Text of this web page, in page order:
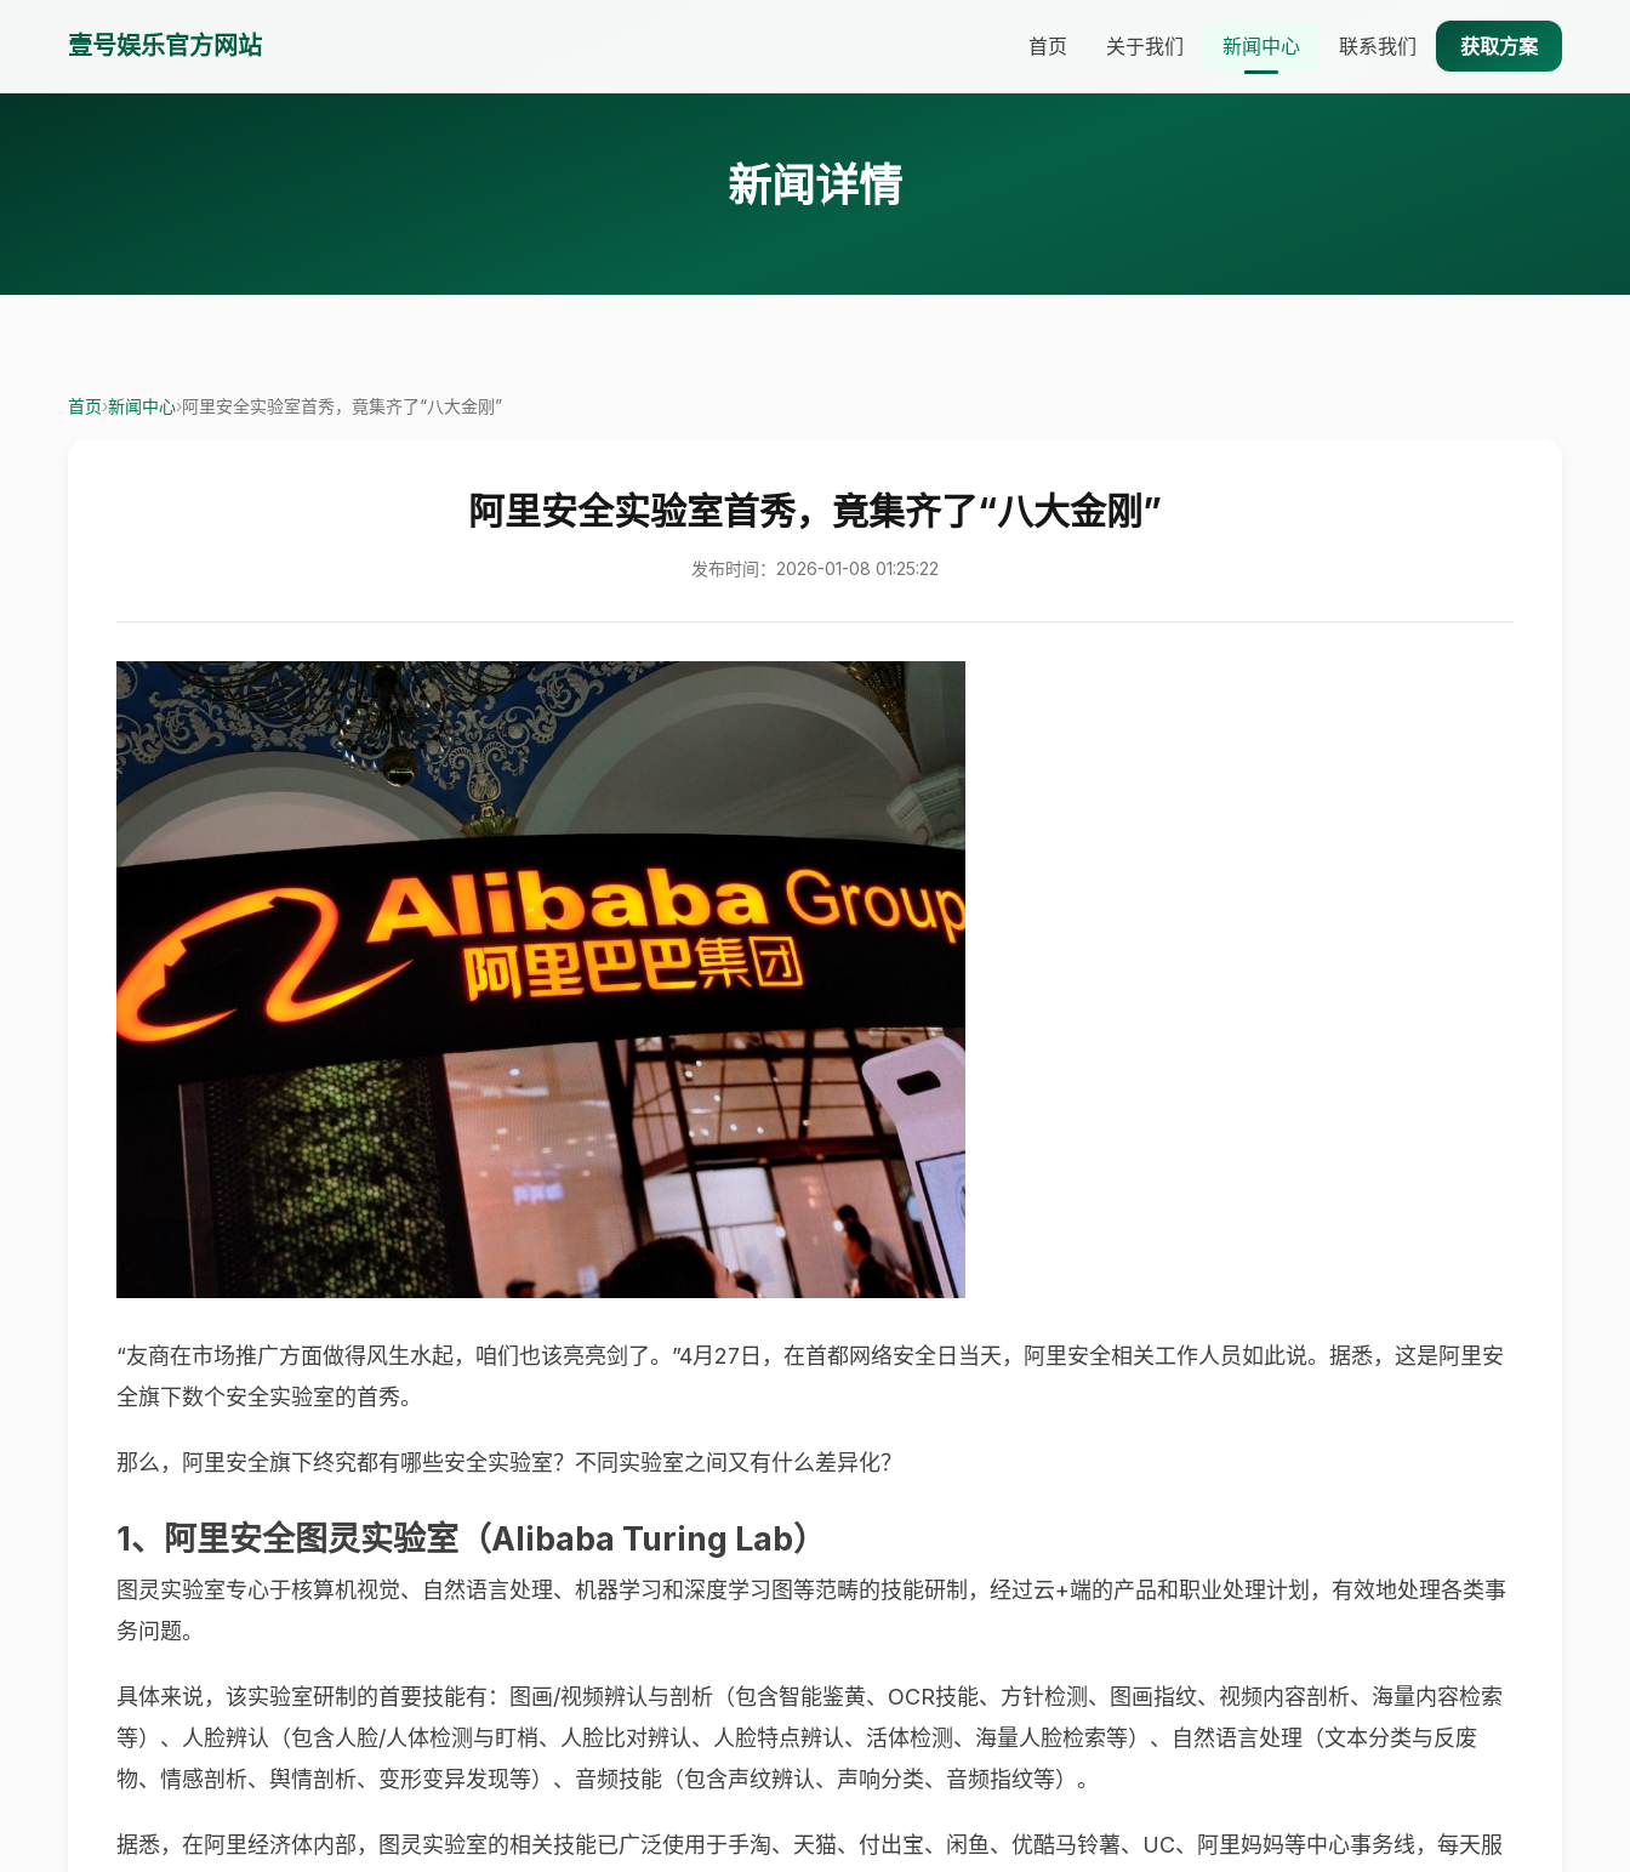
壹号娱乐官方网站 首页 关于我们 新闻中心 联系我们 获取方案
新闻详情
首页›新闻中心›阿里安全实验室首秀，竟集齐了“八大金刚”
阿里安全实验室首秀，竟集齐了“八大金刚”
发布时间：2026-01-08 01:25:22
“友商在市场推广方面做得风生水起，咱们也该亮亮剑了。”4月27日，在首都网络安全日当天，阿里安全相关工作人员如此说。据悉，这是阿里安
全旗下数个安全实验室的首秀。
那么，阿里安全旗下终究都有哪些安全实验室？不同实验室之间又有什么差异化？
1、阿里安全图灵实验室（Alibaba Turing Lab）
图灵实验室专心于核算机视觉、自然语言处理、机器学习和深度学习图等范畴的技能研制，经过云+端的产品和职业处理计划，有效地处理各类事
务问题。
具体来说，该实验室研制的首要技能有：图画/视频辨认与剖析（包含智能鉴黄、OCR技能、方针检测、图画指纹、视频内容剖析、海量内容检索
等）、人脸辨认（包含人脸/人体检测与盯梢、人脸比对辨认、人脸特点辨认、活体检测、海量人脸检索等）、自然语言处理（文本分类与反废
物、情感剖析、舆情剖析、变形变异发现等）、音频技能（包含声纹辨认、声响分类、音频指纹等）。
据悉，在阿里经济体内部，图灵实验室的相关技能已广泛使用于手淘、天猫、付出宝、闲鱼、优酷马铃薯、UC、阿里妈妈等中心事务线，每天服